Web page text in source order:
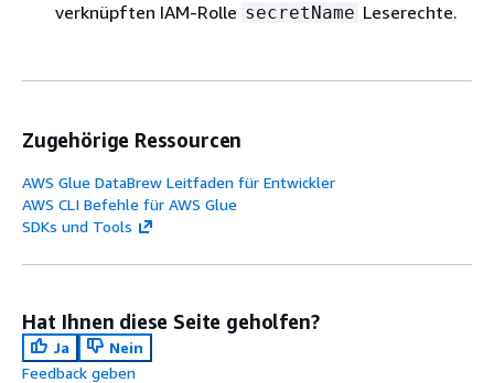
verknüpften IAM-Rolle secretName Leserechte.
Zugehörige Ressourcen
AWS Glue DataBrew Leitfaden für Entwickler
AWS CLI Befehle für AWS Glue
SDKs und Tools
Hat Ihnen diese Seite geholfen?
Ja
Nein
Feedback geben